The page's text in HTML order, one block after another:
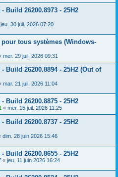
Build 26200.8973 - 25H2
jeu. 30 juil. 2026 07:20
tous systèmes (Windows-
mer. 29 juil. 2026 09:31
Build 26200.8894 - 25H2 (Out of
mar. 21 juil. 2026 11:04
Build 26200.8875 - 25H2
« mer. 15 juil. 2026 11:25
Build 26200.8737 - 25H2
dim. 28 juin 2026 15:46
Build 26200.8655 - 25H2
« jeu. 11 juin 2026 16:24